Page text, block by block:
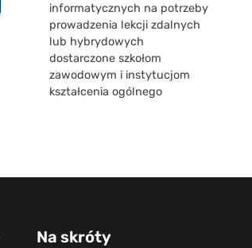
informatycznych na potrzeby
prowadzenia lekcji zdalnych
lub hybrydowych
dostarczone szkołom
zawodowym i instytucjom
kształcenia ogólnego
Na skróty